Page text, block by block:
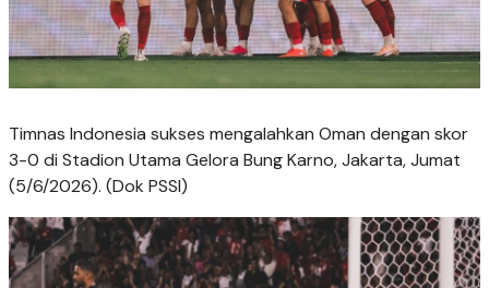
Timnas Indonesia sukses mengalahkan Oman dengan skor
3-0 di Stadion Utama Gelora Bung Karno, Jakarta, Jumat
(5/6/2026). (Dok PSSI)